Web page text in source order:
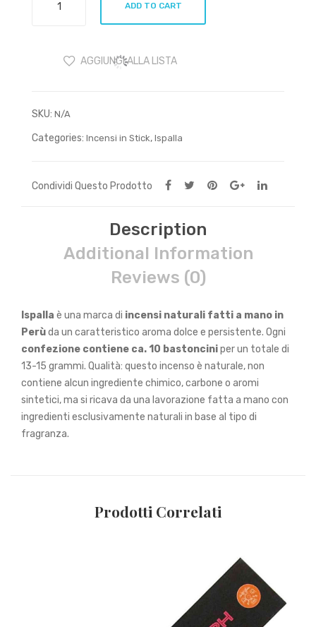
Gelsomino
ADD TO CART
AGGIUNGI ALLA LISTA
SKU: N/A
Categories: Incensi in Stick, Ispalla
Condividi Questo Prodotto
Description
Additional Information
Reviews (0)
Ispalla è una marca di incensi naturali fatti a mano in
Perùda un caratteristico aroma dolce e persistente. Ogni
confezione contiene ca. 10 bastonciniper un totale di
13-15 grammi. Qualità: questo incenso è naturale, non
contiene alcun ingrediente chimico, carbone o aromi
sintetici, ma si ricava da una lavorazione fatta a mano con
ingredienti esclusivamente naturali in base al tipo di
fragranza.
Prodotti Correlati